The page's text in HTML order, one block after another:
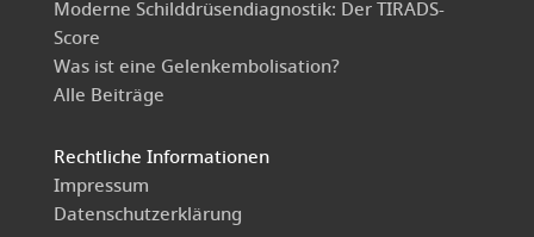
Moderne Schilddrüsendiagnostik: Der TIRADS-
Score
Was ist eine Gelenkembolisation?
Alle Beiträge
Rechtliche Informationen
Impressum
Datenschutzerklärung